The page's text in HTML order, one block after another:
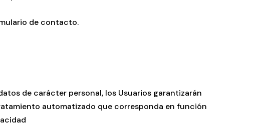
de contacto.
de carácter personal, los Usuarios garantizarán
automatizado que corresponda en función